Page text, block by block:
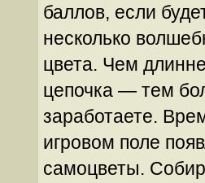
баллов, если
несколько
цвета. Чем
цепочка — тем
заработаете.
игровом поле
самоцветы.